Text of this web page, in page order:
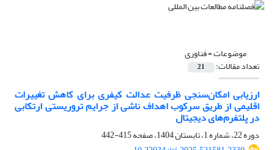
موضوعات =فناوری
تعداد مقالات: 21
ارزیابی امکان‌سنجی ظرفیت عدالت کیفری برای کاهش تغییرات
اقلیمی از طریق سرکوب اهداف ناشی از جرایم تروریستی ارتکابی
در پلتفرم‌های دیجیتال
دوره 22، شماره 1، تابستان 1404، صفحه
415-442